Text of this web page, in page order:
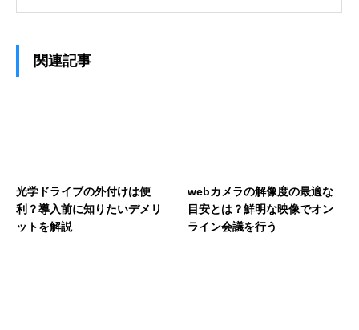
関連記事
光学ドライブの外付けは便
利？導入前に知りたいデメリ
ットを解説
webカメラの解像度の最適な
目安とは？鮮明な映像でオン
ライン会議を行う